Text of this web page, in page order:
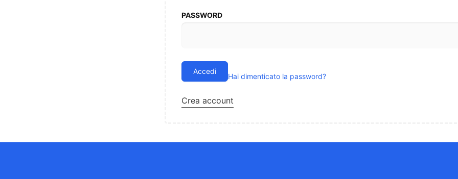
PASSWORD
Accedi
Hai dimenticato la password?
Crea account